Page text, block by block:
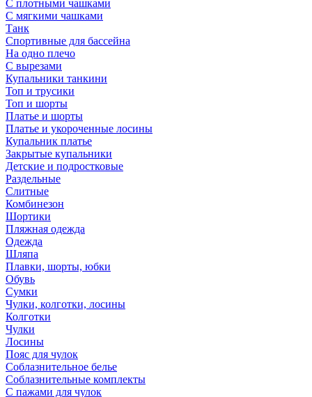
С плотными чашками
С мягкими чашками
Танк
Спортивные для бассейна
На одно плечо
С вырезами
Купальники танкини
Топ и трусики
Топ и шорты
Платье и шорты
Платье и укороченные лосины
Купальник платье
Закрытые купальники
Детские и подростковые
Раздельные
Слитные
Комбинезон
Шортики
Пляжная одежда
Одежда
Шляпа
Плавки, шорты, юбки
Обувь
Сумки
Чулки, колготки, лосины
Колготки
Чулки
Лосины
Пояс для чулок
Соблазнительное белье
Соблазнительные комплекты
С пажами для чулок